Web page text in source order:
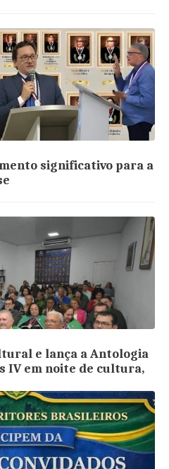
significativo para a
e lança a Antologia
IV em noite de cultura,